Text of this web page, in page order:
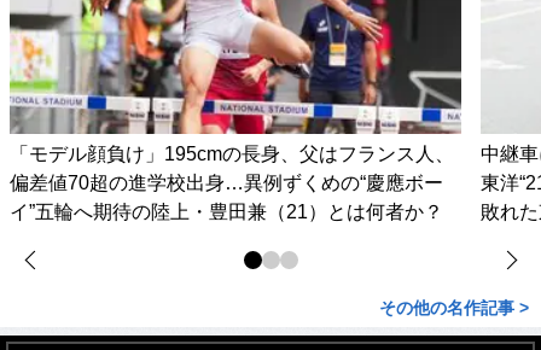
「モデル顔負け」195cmの長身、父はフランス人、
偏差値70超の進学校出身…異例ずくめの“慶應ボー
イ”五輪へ期待の陸上・豊田兼（21）とは何者か？
中継
東洋
敗れ
その他の名作記事 >